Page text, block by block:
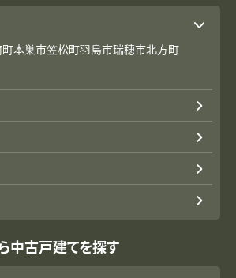
本巣市笠松町羽島市瑞穂市北方町
中古戸建てを探す